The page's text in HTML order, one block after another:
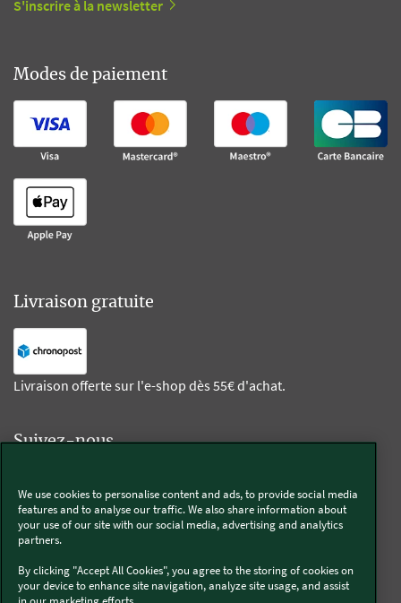
S'inscrire à la newsletter
Modes de paiement
Livraison gratuite
Livraison offerte sur l'e-shop dès 55€ d'achat.
Suivez-nous
Kobold
Thermomix®
We use cookies to personalise content and ads, to provide social media
features and to analyse our traffic. We also share information about
your use of our site with our social media, advertising and analytics
partners.
By clicking "Accept All Cookies", you agree to the storing of cookies on
your device to enhance site navigation, analyze site usage, and assist